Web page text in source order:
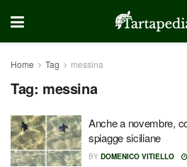
Home Tag messina
Tag: messina
Anche a novembre,
spiagge siciliane
BY DOMENICO VITIELLO